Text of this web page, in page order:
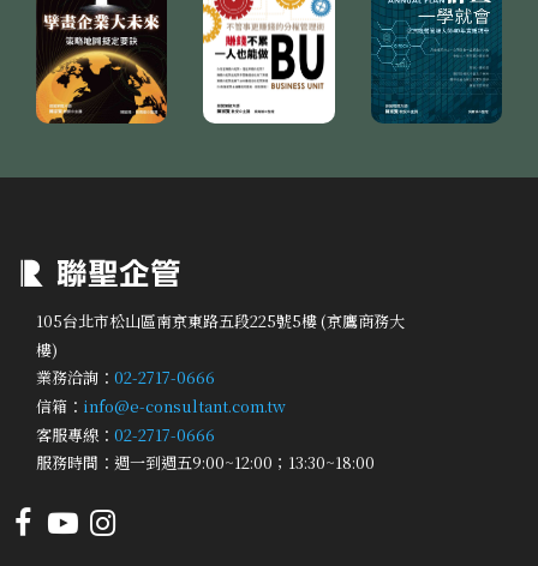
105台北市松山區南京東路五段225號5樓 (京鷹商務大
樓)
業務洽詢： 02-2717-0666
信箱： info@e-consultant.com.tw
客服專線： 02-2717-0666
服務時間：週一到週五9:00~12:00；13:30~18:00